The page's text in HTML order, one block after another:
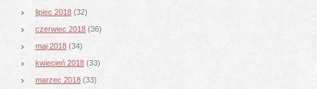
lipiec 2018 (32)
czerwiec 2018 (36)
maj 2018 (34)
kwiecień 2018 (33)
marzec 2018 (33)